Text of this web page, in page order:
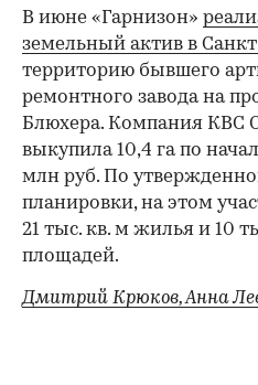
В июне «Гарнизон»
земельный актив в
территорию бывшего
ремонтного завода на
Блюхера. Компания КВС
выкупила 10,4 га по
млн руб. По
планировки, на этом
21 тыс. кв. м жилья и 10
площадей.
Дмитрий Крюков, Анна